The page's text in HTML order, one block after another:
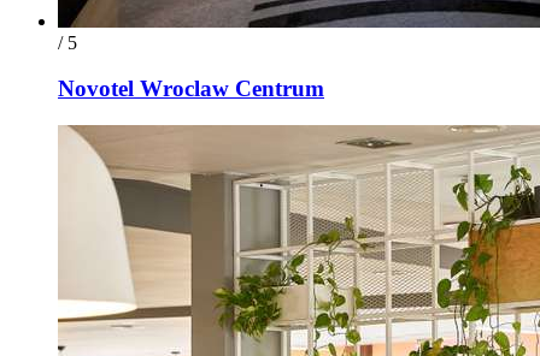
/ 5
Novotel Wroclaw Centrum